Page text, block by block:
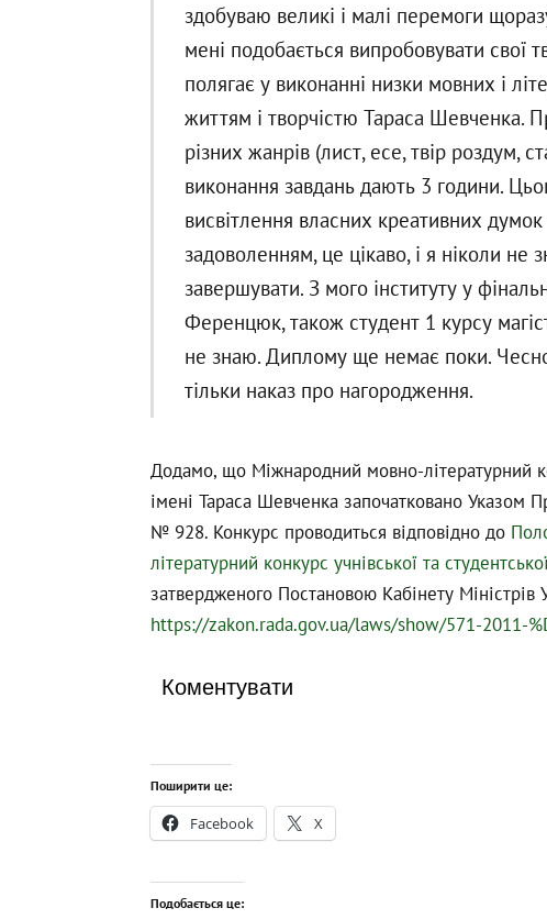
здобуваю великі і малі перемоги
мені подобається випробовувати свої
полягає у виконанні низки мовних і
життям і творчістю Тараса Шевченка.
різних жанрів (лист, есе, твір роздум,
виконання завдань дають 3 години.
висвітлення власних креативних
задоволенням, це цікаво, і я ніколи не
завершувати. З мого інституту у
Ференцюк, також студент 1 курсу
не знаю. Диплому ще немає поки.
тільки наказ про нагородження.
Додамо, що Міжнародний мовно-літературний
імені Тараса Шевченка започатковано Указом
№ 928. Конкурс проводиться відповідно до
літературний конкурс учнівської та
затвердженого Постановою Кабінету
https://zakon.rada.gov.ua/laws/show/571-2011-
Коментувати
Поширити це:
Facebook X
Подобається це: